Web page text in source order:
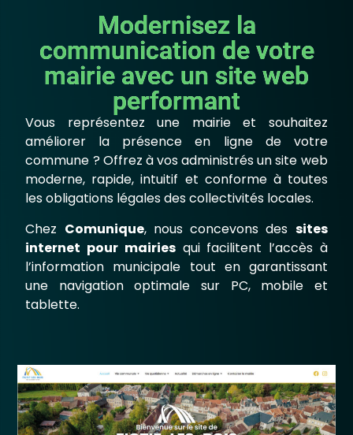
Modernisez la
communication de votre
mairie avec un site web
performant
Vous représentez une mairie et souhaitez
améliorer la présence en ligne de votre
commune ? Offrez à vos administrés un site web
moderne, rapide, intuitif et conforme à toutes
les obligations légales des collectivités locales.
Chez Comunique, nous concevons des sites
internet pour mairiesqui facilitent l’accès à
l’information municipale tout en garantissant
une navigation optimale sur PC, mobile et
tablette.